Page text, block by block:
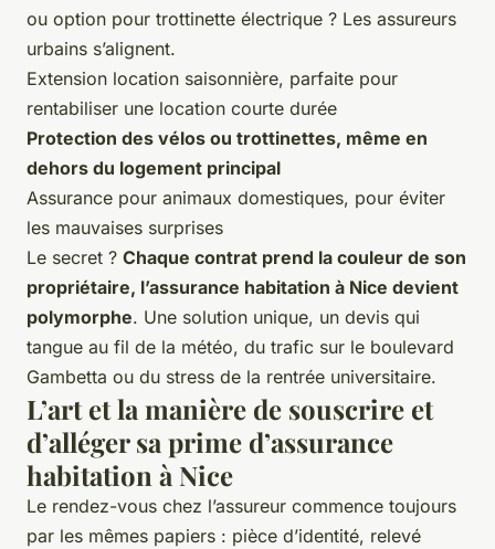
ou option pour trottinette électrique ? Les assureurs
urbains s’alignent.
Extension location saisonnière, parfaite pour
rentabiliser une location courte durée
Protection des vélos ou trottinettes, même en
dehors du logement principal
Assurance pour animaux domestiques, pour éviter
les mauvaises surprises
Le secret ? Chaque contrat prend la couleur de son
propriétaire, l’assurance habitation à Nice devient
polymorphe. Une solution unique, un devis qui
tangue au fil de la météo, du trafic sur le boulevard
Gambetta ou du stress de la rentrée universitaire.
L’art et la manière de souscrire et
d’alléger sa prime d’assurance
habitation à Nice
Le rendez-vous chez l’assureur commence toujours
par les mêmes papiers : pièce d’identité, relevé